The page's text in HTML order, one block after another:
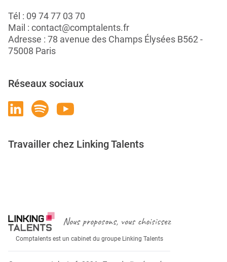
Tél : 09 74 77 03 70
Mail : contact@comptalents.fr
Adresse : 78 avenue des Champs Élysées B562 -
75008 Paris
Réseaux sociaux
Travailler chez Linking Talents
Nous proposons, vous choisissez
Comptalents est un cabinet du groupe Linking Talents